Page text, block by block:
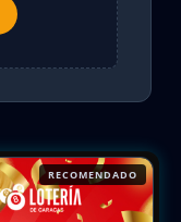
RECOMENDADO